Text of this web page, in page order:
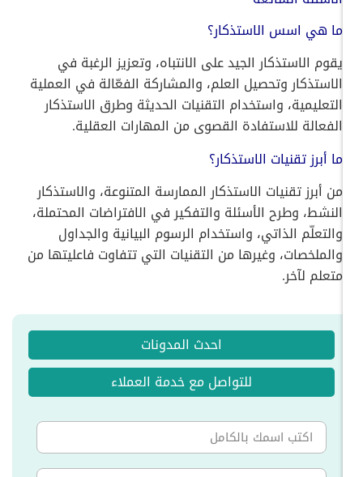
ما هي اسس الاستذكار؟
يقوم الاستذكار الجيد على الانتباه، وتعزيز الرغبة في
الاستذكار وتحصيل العلم، والمشاركة الفعّالة في العملية
التعليمية، واستخدام التقنيات الحديثة وطرق الاستذكار
الفعالة للاستفادة القصوى من المهارات العقلية.
ما أبرز تقنيات الاستذكار؟
من أبرز تقنيات الاستذكار الممارسة المتنوعة، والاستذكار
النشط، وطرح الأسئلة والتفكير في الافتراضات المحتملة،
والتعلّم الذاتي، واستخدام الرسوم البيانية والجداول
والملخصات، وغيرها من التقنيات التي تتفاوت فاعليتها من
متعلم لآخر.
احدث المدونات
للتواصل مع خدمة العملاء